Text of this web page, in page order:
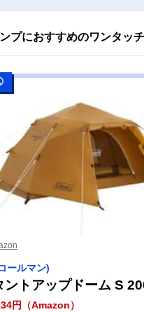
プにおすすめのワンタッ
ールマン)
ントアップドーム S
円（Amazon）